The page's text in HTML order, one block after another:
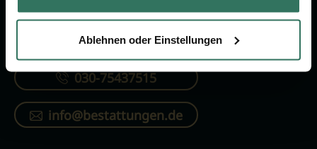
Ablehnen oder Einstellungen
KONTAKTIEREN SIE UNS
030-75437515
info@bestattungen.de